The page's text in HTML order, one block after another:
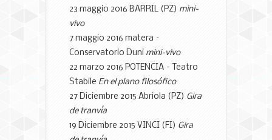
23 maggio 2016 BARRIL (PZ) mini-
vivo
7 maggio 2016 matera –
Conservatorio Duni mini-vivo
22 marzo 2016 POTENCIA – Teatro
Stabile En el plano filosófico
27 Diciembre 2015 Abriola (PZ) Gira
de tranvía
19 Diciembre 2015 VINCI (FI) Gira